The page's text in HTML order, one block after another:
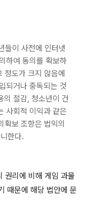
들이 사전에 인터넷
하여 동의를 확보하
정도가 크지 않음에
되거나 중독되는 것
의 절감, 청소년이 건
사회적 이익과 같은
보 조항은 법익의
한다.
권리에 비해 게임 과물
때문에 해당 법안에 문